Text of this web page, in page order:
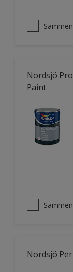
Nordsjö
Paint
Nordsjö